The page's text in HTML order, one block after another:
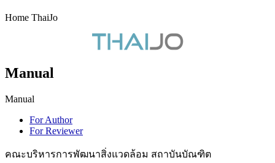
Home ThaiJo
Manual
Manual
For Author
For Reviewer
คณะบริหารการพัฒนาสิ่งแวดล้อม สถาบันบัณฑิต